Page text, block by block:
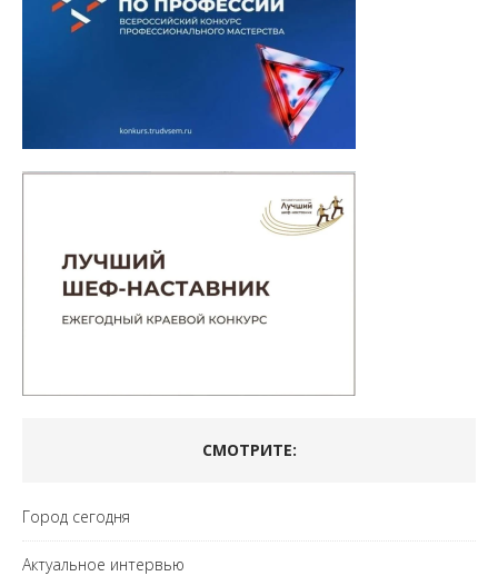
СМОТРИТЕ:
Город сегодня
Актуальное интервью